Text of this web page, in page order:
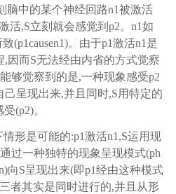
脑中的某个神经回路n1被激活
活,S立刻就会感觉到p2。n1如
(p1causen1)。由于p1激活n1是
因而S无法经由内省的方式觉察
够觉察到的是,一种现象感受p2
呈现出来,并且同时,S用特定的
(p2)。
形是可能的:p1激活n1,S运用现
过一种独特的现象呈现模式(ph
向S呈现出来(即p1经由这种模式
者其实是同时进行的,并且从形